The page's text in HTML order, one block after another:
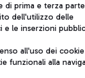
Roma FCO
stellato
di prima e terza
dell'utilizzo delle
e le inserzioni
all'uso dei
funzionali alla